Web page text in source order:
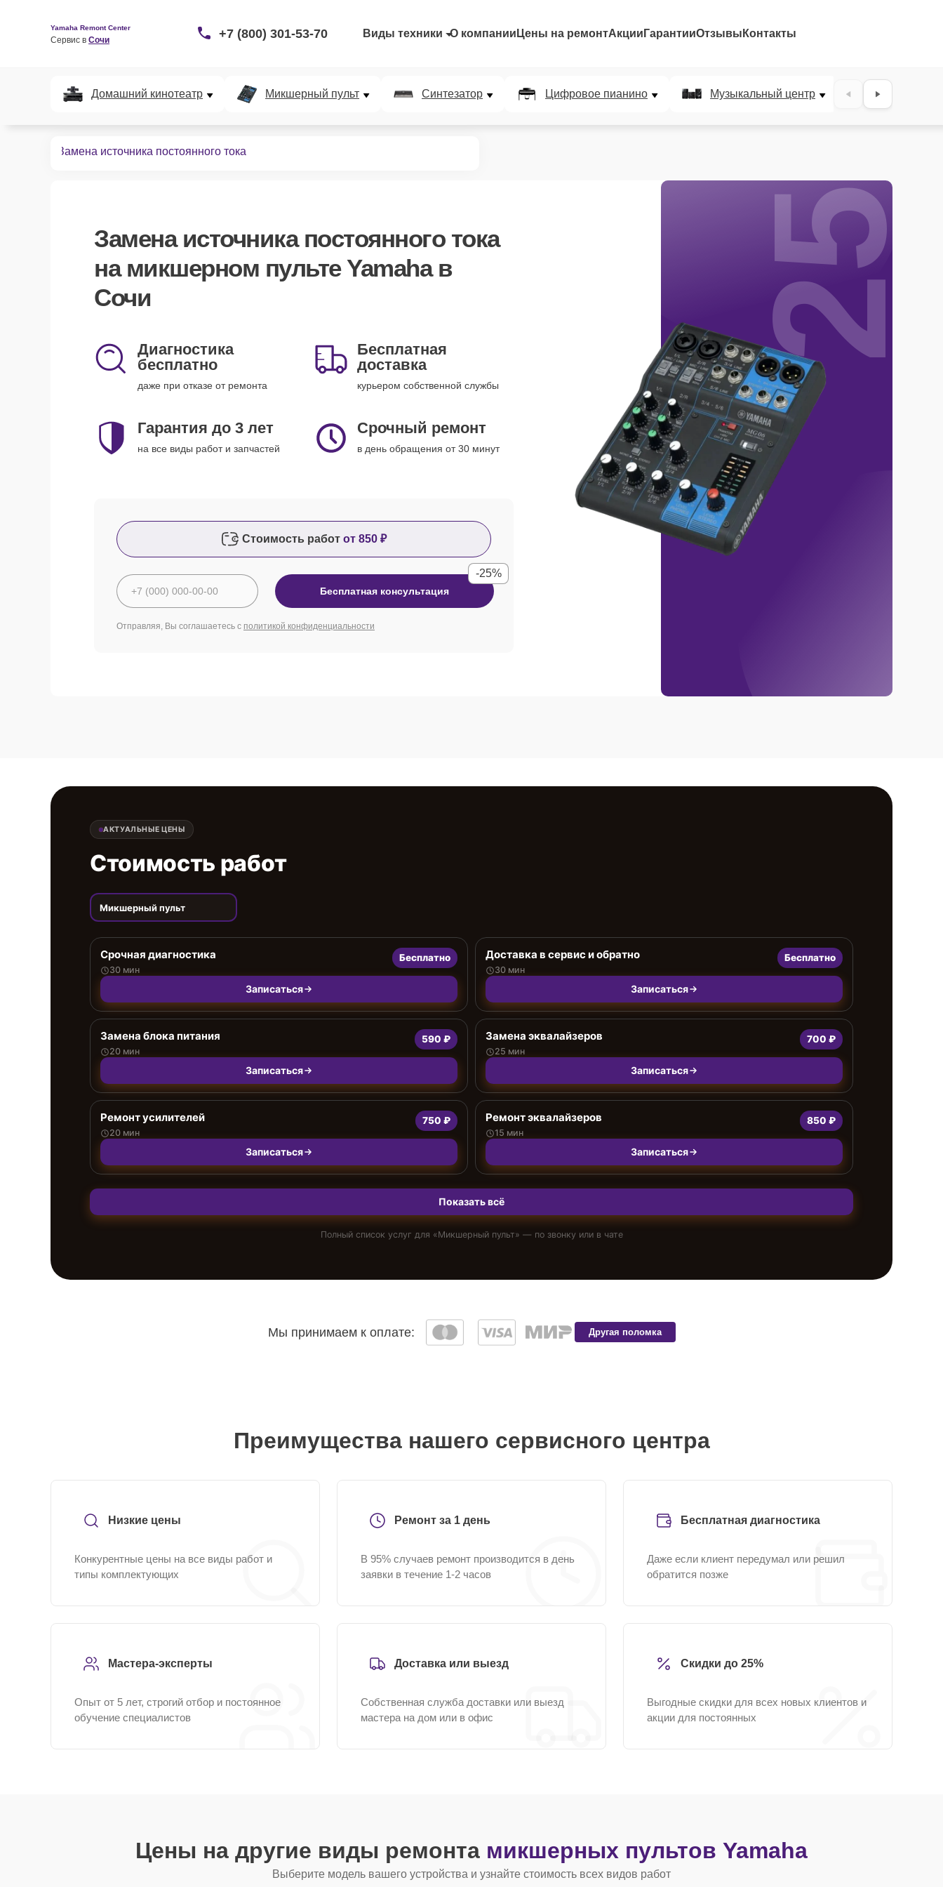
Yamaha Remont Center
Сервис в Сочи +7 (800) 301-53-70 Виды техники О компании Цены на ремонтАкции ГарантииОтзывы Контакты
Домашний кинотеатр Микшерный пульт Синтезатор Цифровое пианино Музыкальный центр DJ-пульт
Замена источника постоянного тока
Замена источника постоянного тока
на микшерном пульте Yamaha в
Сочи
Диагностика
бесплатно
даже при отказе от ремонта
Бесплатная
доставка
курьером собственной службы
Гарантия до 3 лет
на все виды работ и запчастей
Срочный ремонт
в день обращения от 30 минут
Стоимость работ от 850 ₽
Бесплатная консультация
-25%
Отправляя, Вы соглашаетесь с политикой конфиденциальности
25%
АКТУАЛЬНЫЕ ЦЕНЫ
Стоимость работ
Микшерный пульт
Срочная диагностика
30 мин
Бесплатно
Записаться
Доставка в сервис и обратно
30 мин
Бесплатно
Записаться
Замена блока питания
20 мин
590 ₽
Записаться
Замена эквалайзеров
25 мин
700 ₽
Записаться
Ремонт усилителей
20 мин
750 ₽
Записаться
Ремонт эквалайзеров
15 мин
850 ₽
Записаться
Показать всё
Полный список услуг для «Микшерный пульт» — по звонку или в чате
Мы принимаем к оплате: Другая поломка
Преимущества нашего сервисного центра
Низкие цены
Конкурентные цены на все виды работ и
типы комплектующих
Ремонт за 1 день
В 95% случаев ремонт производится в день
заявки в течение 1-2 часов
Бесплатная диагностика
Даже если клиент передумал или решил
обратится позже
Мастера-эксперты
Опыт от 5 лет, строгий отбор и постоянное
обучение специалистов
Доставка или выезд
Собственная служба доставки или выезд
мастера на дом или в офис
Скидки до 25%
Выгодные скидки для всех новых клиентов и
акции для постоянных
Цены на другие виды ремонта микшерных пультов Yamaha
Выберите модель вашего устройства и узнайте стоимость всех видов работ